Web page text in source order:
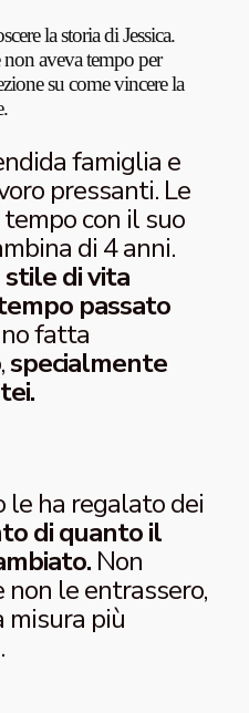
la storia di Jessica.
non aveva tempo per
su come vincere la
famiglia e
pressanti. Le
con il suo
di 4 anni.
di vita
passato
fatta
specialmente
le ha regalato dei
di quanto il
Non
non le entrassero,
misura più